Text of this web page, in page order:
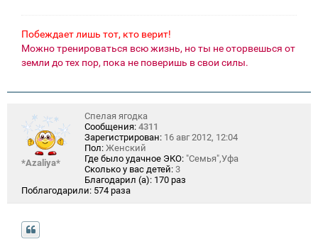
Побеждает лишь тот, кто верит!
Можно тренироваться всю жизнь, но ты не оторвешься от
земли до тех пор, пока не поверишь в свои силы.
*Azaliya*
Спелая ягодка
Сообщения: 4311
Зарегистрирован: 16 авг 2012, 12:04
Пол: Женский
Где было удачное ЭКО: "Семья",Уфа
Сколько у вас детей: 3
Благодарил (а): 170 раз
Поблагодарили: 574 раза